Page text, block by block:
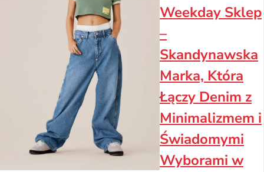
Weekday Sklep
–
Skandynawska
Marka, Która
Łączy Denim z
Minimalizmem i
Świadomymi
Wyborami w